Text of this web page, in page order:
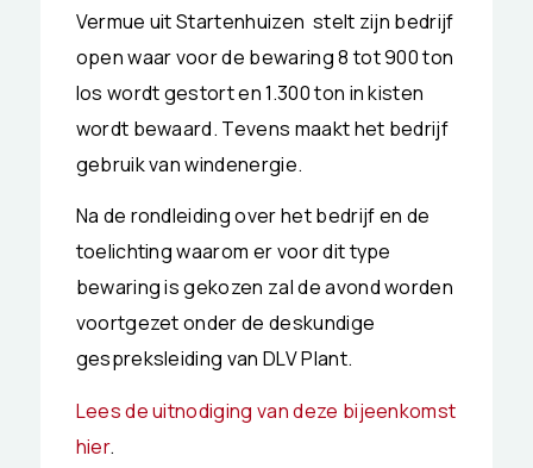
Vermue uit Startenhuizen stelt zijn bedrijf
open waar voor de bewaring 8 tot 900 ton
los wordt gestort en 1.300 ton in kisten
wordt bewaard. Tevens maakt het bedrijf
gebruik van windenergie.
Na de rondleiding over het bedrijf en de
toelichting waarom er voor dit type
bewaring is gekozen zal de avond worden
voortgezet onder de deskundige
gespreksleiding van DLV Plant.
Lees de uitnodiging van deze bijeenkomst
hier.